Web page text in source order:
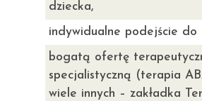
dziecka,
indywidualne podejście do
bogatą ofertę
specjalistyczną (terapia
wiele innych – zakładka